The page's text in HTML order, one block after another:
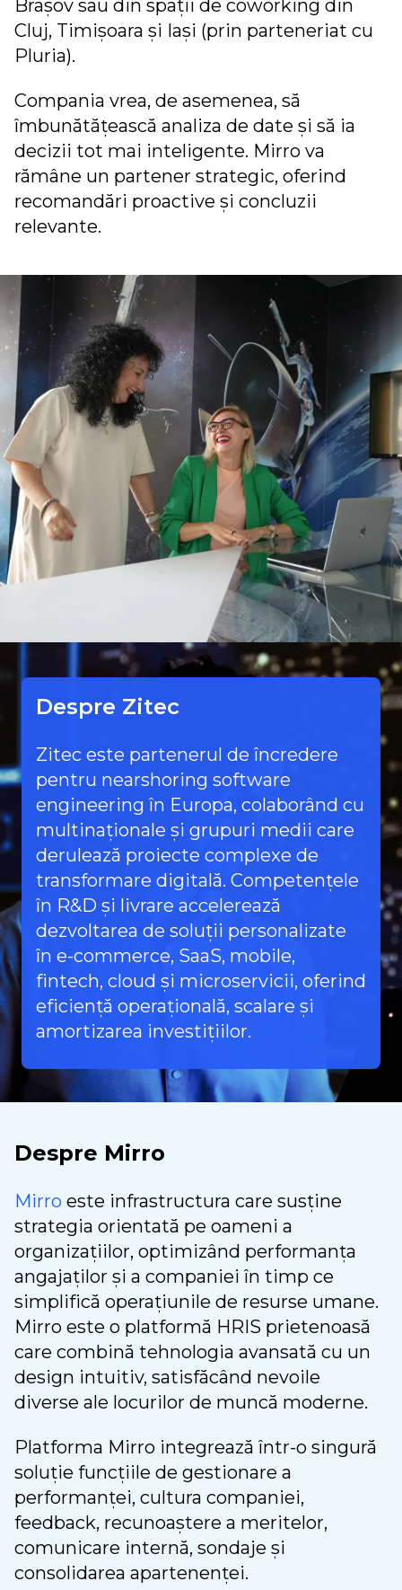
Brașov sau din spații de coworking din
Cluj, Timișoara și Iași (prin parteneriat cu
Pluria).
Compania vrea, de asemenea, să
îmbunătățească analiza de date și să ia
decizii tot mai inteligente. Mirro va
rămâne un partener strategic, oferind
recomandări proactive și concluzii
relevante.
Despre Zitec
Zitec este partenerul de încredere
pentru nearshoring software
engineering în Europa, colaborând cu
multinaționale și grupuri medii care
derulează proiecte complexe de
transformare digitală. Competențele
în R&D și livrare accelerează
dezvoltarea de soluții personalizate
în e-commerce, SaaS, mobile,
fintech, cloud și microservicii, oferind
eficiență operațională, scalare și
amortizarea investițiilor.
Despre Mirro
Mirro este infrastructura care susține
strategia orientată pe oameni a
organizațiilor, optimizând performanța
angajaților și a companiei în timp ce
simplifică operațiunile de resurse umane.
Mirro este o platformă HRIS prietenoasă
care combină tehnologia avansată cu un
design intuitiv, satisfăcând nevoile
diverse ale locurilor de muncă moderne.
Platforma Mirro integrează într-o singură
soluție funcțiile de gestionare a
performanței, cultura companiei,
feedback, recunoaștere a meritelor,
comunicare internă, sondaje și
consolidarea apartenenței.